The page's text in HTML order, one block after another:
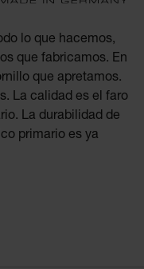
lo que hacemos,
que fabricamos. En
que apretamos.
La calidad es el faro
La durabilidad de
primario es ya